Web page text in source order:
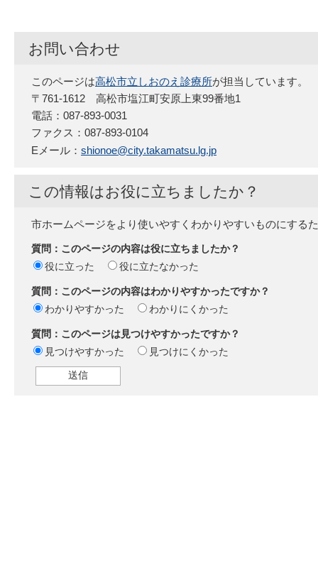
お問い合わせ
このページは高松市立しおのえ診療所が担当しています。
〒761-1612 高松市塩江町安原上東99番地1
電話：087-893-0031
ファクス：087-893-0104
Eメール： shionoe@city.takamatsu.lg.jp
この情報はお役に立ちましたか？
市ホームページをより使いやすくわかりやすいものにする
質問：このページの内容は役に立ちましたか？
役に立った
役に立たなかった
質問：このページの内容はわかりやすかったですか？
わかりやすかった
わかりにくかった
質問：このページは見つけやすかったですか？
見つけやすかった
見つけにくかった